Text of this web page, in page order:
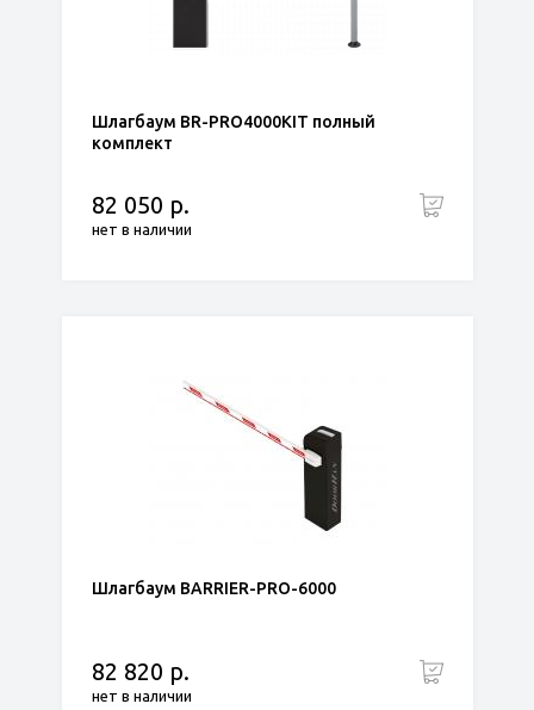
Шлагбаум BR-PRO4000KIT полный
комплект
82 050 р.
нет в наличии
Шлагбаум BARRIER-PRO-6000
82 820 р.
нет в наличии